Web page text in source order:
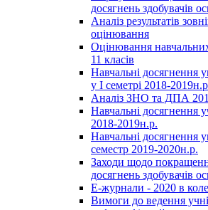
досягнень здобувачів
Аналіз результатів
оцінювання
Оцінювання
11 класів
Навчальні досягнення
у І семетрі 2018-
Аналіз ЗНО та ДПА
Навчальні досягнення
2018-2019н.р.
Навчальні досягнення
семестр 2019-2020н.р.
Заходи щодо
досягнень здобувачів
Е-журнали - 2020 в
Вимоги до ведення